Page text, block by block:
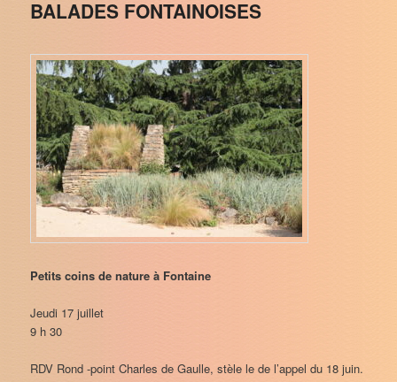
BALADES FONTAINOISES
Petits coins de nature à Fontaine
Jeudi 17 juillet
9 h 30
RDV Rond -point Charles de Gaulle, stèle le de l’appel du 18 juin.